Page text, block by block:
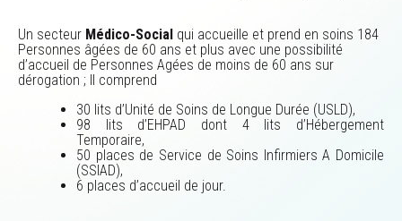
Un secteur Médico-Social qui accueille et prend en soins 184
Personnes âgées de 60 ans et plus avec une possibilité
d’accueil de Personnes Agées de moins de 60 ans sur
dérogation ; Il comprend
30 lits d’Unité de Soins de Longue Durée (USLD),
98 lits d’EHPAD dont 4 lits d’Hébergement
Temporaire,
50 places de Service de Soins Infirmiers A Domicile
(SSIAD),
6 places d’accueil de jour.